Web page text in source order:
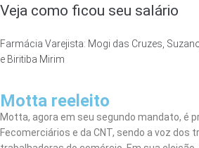
Veja como ficou seu salário
Farmácia Varejista: Mogi das Cruzes,
e Biritiba Mirim
Motta reeleito
Motta, agora em seu segundo mandato, é
Fecomerciários e da CNT, sendo a voz dos